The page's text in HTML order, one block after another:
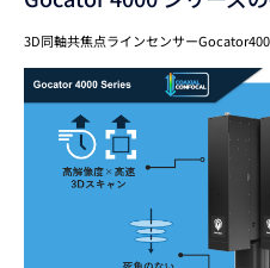
3D同軸共焦点ラインセンサー